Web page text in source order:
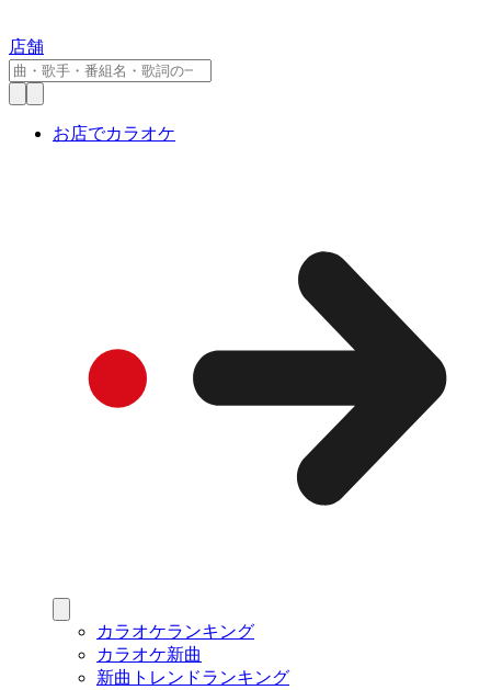
店舗
お店でカラオケ
カラオケランキング
カラオケ新曲
新曲トレンドランキング